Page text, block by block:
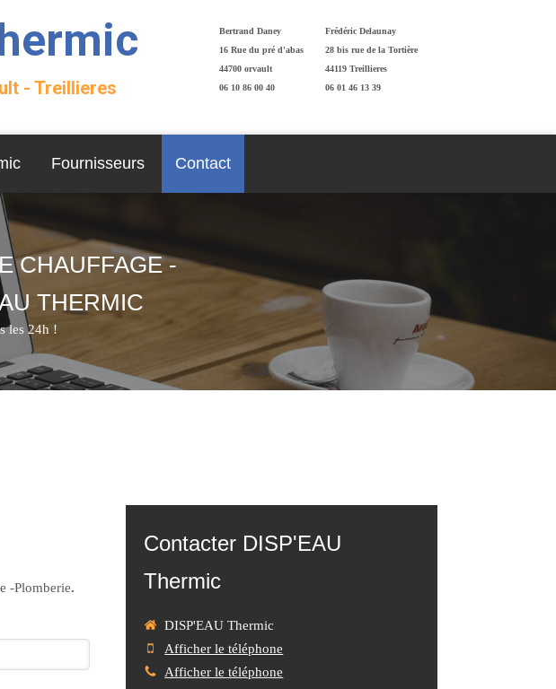
Bertrand Daney
16 Rue du pré d'abas
44700 orvault
06 10 86 00 40
Frédéric Delaunay
28 bis rue de la Tortière
44119 Treillieres
06 01 46 13 39
- Treillieres
Fournisseurs Contact
CHAUFFAGE -
THERMIC
les 24h !
-Plomberie.
Contacter DISP'EAU
Thermic
DISP'EAU Thermic
Afficher le téléphone
Afficher le téléphone